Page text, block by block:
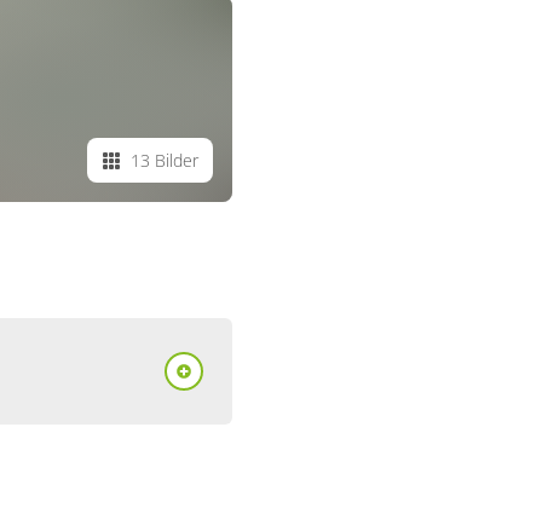
13 Bilder